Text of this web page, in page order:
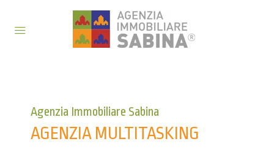
Agenzia Immobiliare Sabina
AGENZIA MULTITASKING